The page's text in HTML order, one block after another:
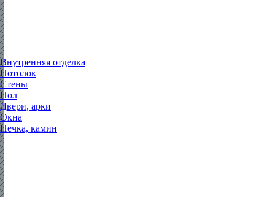
Внутренняя отделка
Потолок
Стены
Пол
Двери, арки
Окна
Печка, камин